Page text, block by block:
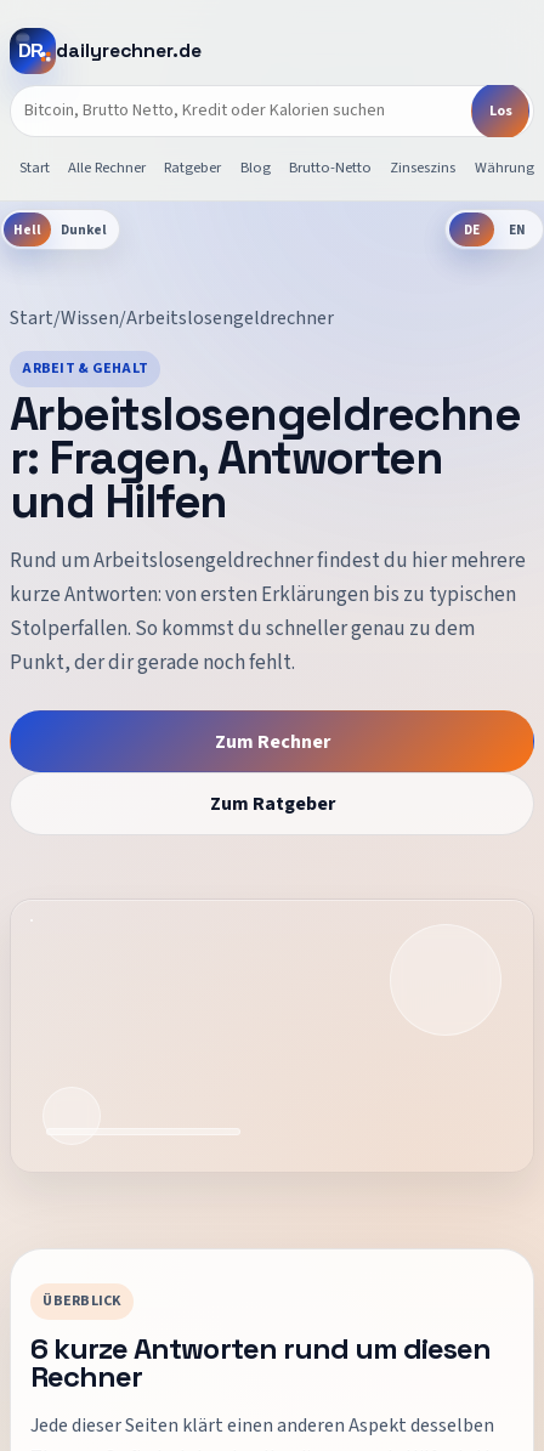
dailyrechner.de
Start Alle Rechner Ratgeber Blog Brutto-Netto Zinseszins
Hell Dunkel DE EN
Start/Wissen/Arbeitslosengeldrechner
ARBEIT & GEHALT
Arbeitslosengeldrechne
r: Fragen, Antworten
und Hilfen
Rund umArbeitslosengeldrechnerfindest du hier mehrere
kurze Antworten: von ersten Erklärungen bis zu typischen
Stolperfallen. So kommst du schneller genau zu dem
Punkt, der dir gerade noch fehlt.
Zum Rechner
Zum Ratgeber
ÜBERBLICK
6 kurze Antworten rund um diesen
Rechner
Jede dieser Seiten klärt einen anderen Aspekt desselben